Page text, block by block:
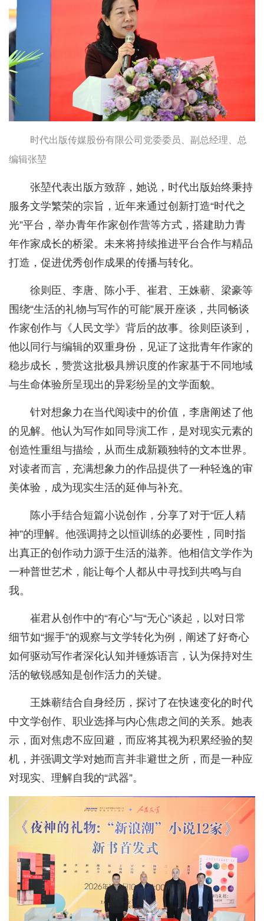
时代出版传媒股份有限公司党委委员、副总经理、总
编辑张堃
张堃代表出版方致辞，她说，时代出版始终秉持
服务文学繁荣的宗旨，近年来通过创新打造“时代之
光”平台，举办青年作家创作营等方式，搭建助力青
年作家成长的桥梁。未来将持续推进平台合作与精品
打造，促进优秀创作成果的传播与转化。
徐则臣、李唐、陈小手、崔君、王姝蕲、梁豪等
围绕“生活的礼物与写作的可能”展开座谈，共同畅谈
作家创作与《人民文学》背后的故事。徐则臣谈到，
他以同行与编辑的双重身份，见证了这批青年作家的
稳步成长，赞赏这批极具辨识度的作家基于不同地域
与生命体验所呈现出的异彩纷呈的文学面貌。
针对想象力在当代阅读中的价值，李唐阐述了他
的见解。他认为写作如同导演工作，是对现实元素的
创造性重组与描绘，从而生成新颖独特的文本世界。
对读者而言，充满想象力的作品提供了一种轻逸的审
美体验，成为现实生活的延伸与补充。
陈小手结合短篇小说创作，分享了对于“匠人精
神”的理解。他强调持之以恒训练的必要性，同时指
出真正的创作动力源于生活的滋养。他相信文学作为
一种普世艺术，能让每个人都从中寻找到共鸣与自
我。
崔君从创作中的“有心”与“无心”谈起，以对日常
细节如“握手”的观察与文学转化为例，阐述了好奇心
如何驱动写作者深化认知并锤炼语言，认为保持对生
活的敏锐感知是创作活力的关键。
王姝蕲结合自身经历，探讨了在快速变化的时代
中文学创作、职业选择与内心焦虑之间的关系。她表
示，面对焦虑不应回避，而应将其视为积累经验的契
机，并强调文学对她而言并非避世之所，而是一种应
对现实、理解自我的“武器”。